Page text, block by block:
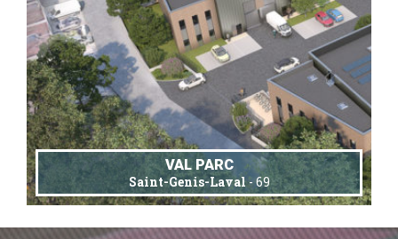
VAL PARC
Saint-Genis-Laval- 69